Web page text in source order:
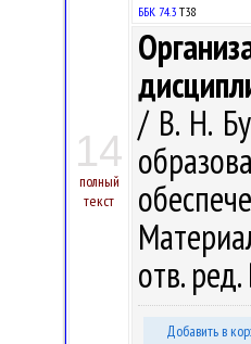
14
полный
текст
ББК 74.3 Т38
/ В. Н.
отв.
Добавить в